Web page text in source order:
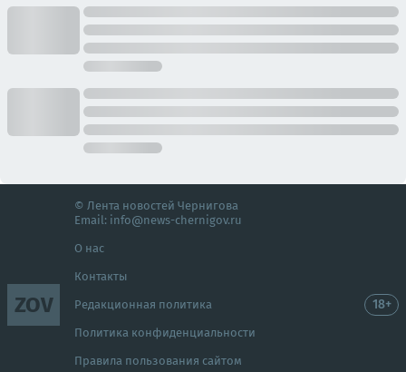
ZOV
© Лента новостей Чернигова
Email: info@news-chernigov.ru
О нас
Контакты
Редакционная политика
Политика конфиденциальности
Правила пользования сайтом
18+